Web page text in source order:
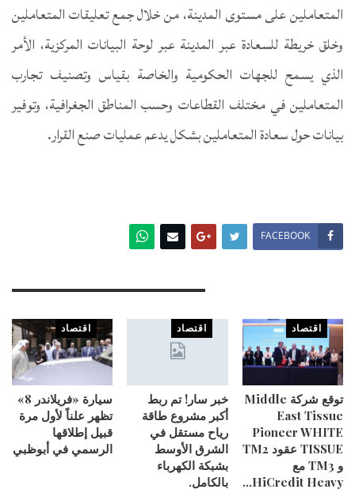
المتعاملين على مستوى المدينة، من خلال جمع تعليقات المتعاملين
وخلق خريطة للسعادة عبر المدينة عبر لوحة البيانات المركزية، الأمر
الذي يسمح للجهات الحكومية والخاصة بقياس وتصنيف تجارب
المتعاملين في مختلف القطاعات وحسب المناطق الجغرافية، وتوفير
بيانات حول سعادة المتعاملين بشكل يدعم عمليات صنع القرار.
FACEBOOK
اقتصاد
توقع شركة Middle
East Tissue
Pioneer WHITE
TISSUE عقود TM2
و TM3 مع
HiCredit Heavy…
اقتصاد
خبر سار! تم ربط
أكبر مشروع طاقة
رياح مستقل في
الشرق الأوسط
بشبكة الكهرباء
بالكامل.
اقتصاد
سيارة «فريلاندر 8»
تظهر علناً لأول مرة
قبيل إطلاقها
الرسمي في أبوظبي